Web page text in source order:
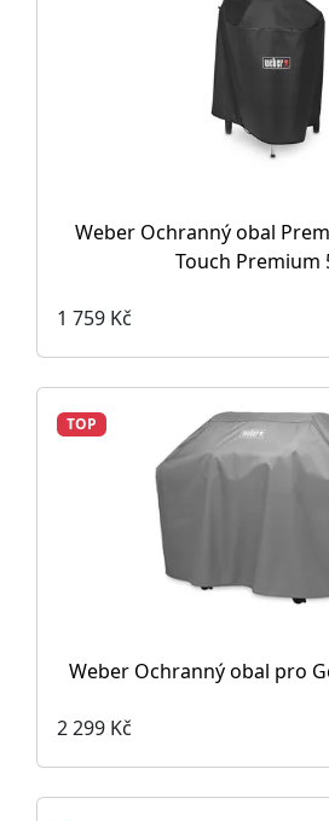
Weber Ochranný obal
Touch Premium
1 759 Kč
TOP
Weber Ochranný obal pro
2 299 Kč